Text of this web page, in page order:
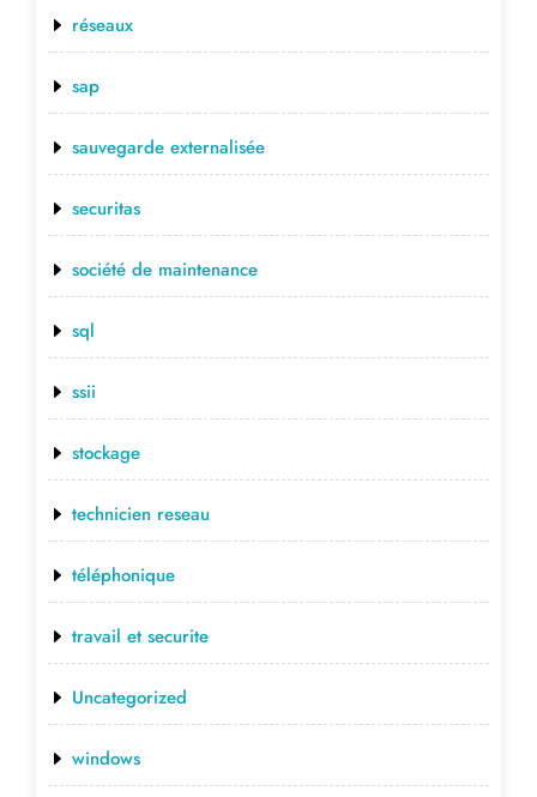
réseaux
sap
sauvegarde externalisée
securitas
société de maintenance
sql
ssii
stockage
technicien reseau
téléphonique
travail et securite
Uncategorized
windows